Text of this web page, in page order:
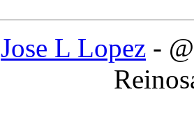
Jose L Lopez -